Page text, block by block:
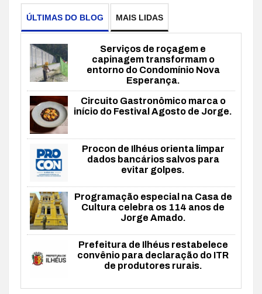
ÚLTIMAS DO BLOG MAIS LIDAS
Serviços de roçagem e
capinagem transformam o
entorno do Condomínio Nova
Esperança.
Circuito Gastronômico marca o
início do Festival Agosto de Jorge.
Procon de Ilhéus orienta limpar
dados bancários salvos para
evitar golpes.
Programação especial na Casa de
Cultura celebra os 114 anos de
Jorge Amado.
Prefeitura de Ilhéus restabelece
convênio para declaração do ITR
de produtores rurais.